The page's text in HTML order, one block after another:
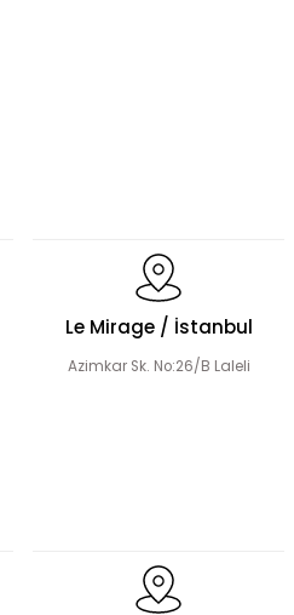
Le Mirage / İstanbul
Azimkar Sk. No:26/B Laleli